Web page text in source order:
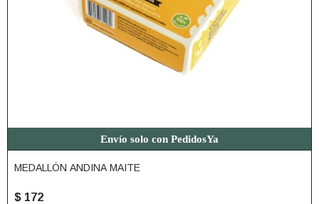
MEDALLÓN ANDINA MAITE
$ 172
Envío solo con PedidosYa